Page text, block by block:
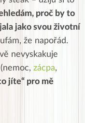
proč by to
jako svou životní
že napořád.
nevyskakuje
zácpa,
jíte“ pro mě